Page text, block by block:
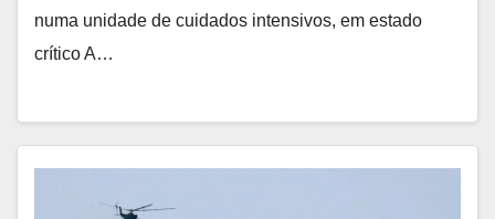
numa unidade de cuidados intensivos, em estado
crítico A…